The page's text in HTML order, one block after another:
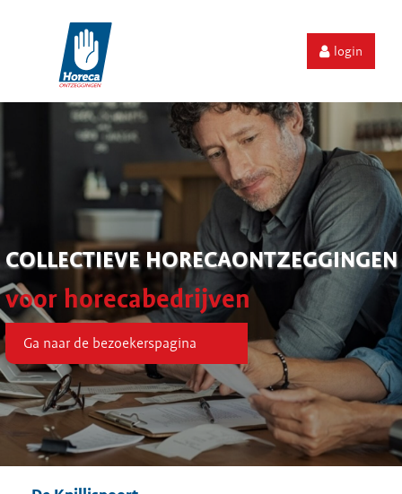
login
COLLECTIEVE HORECAONTZEGGINGEN
voor horecabedrijven
Ga naar de bezoekerspagina